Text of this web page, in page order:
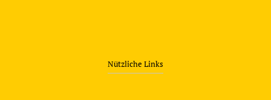
Nützliche Links